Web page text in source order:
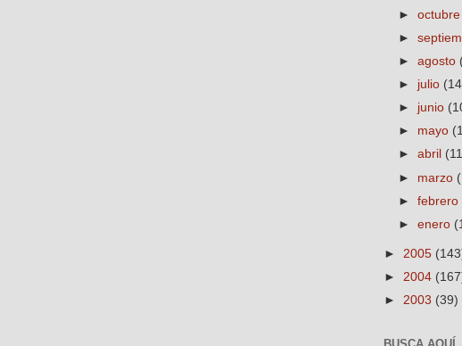
►octubre
►
►agosto
► julio
► junio
► mayo
►abril
► marzo
►febrero
►enero
► 2005
► 2004
► 2003 (39)